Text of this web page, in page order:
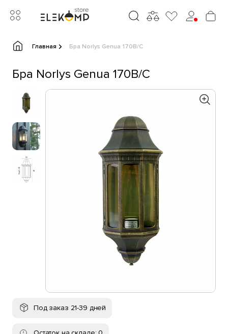
Главная Бра Norlys Genua 170B/C
Бра Norlys Genua 170B/C
Под заказ 21-39 дней